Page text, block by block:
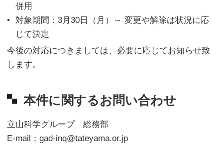
併用
対象期間：3月30日（月）～ 変更や解除は状況に応
じて決定
今後の対応につきましては、必要に応じてお知らせ致
します。
本件に関するお問い合わせ
立山科学グループ 総務部
E-mail：gad-inq@tateyama.or.jp